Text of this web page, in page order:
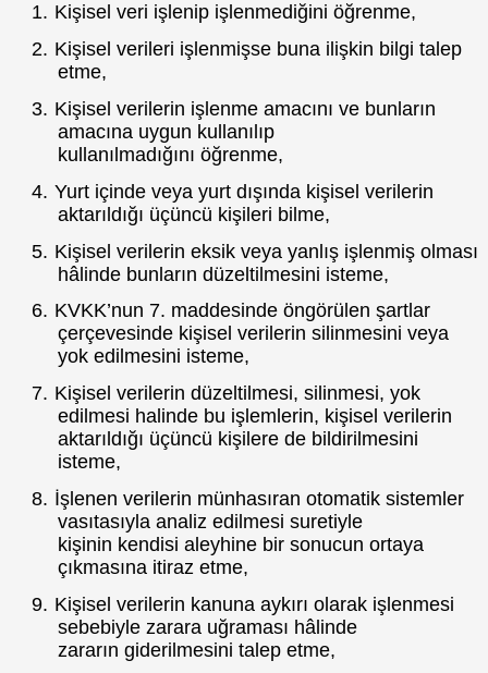
1. Kişisel veri işlenip işlenmediğini öğrenme,
2. Kişisel verileri işlenmişse buna ilişkin bilgi talep
etme,
3. Kişisel verilerin işlenme amacını ve bunların
amacına uygun kullanılıp
kullanılmadığını öğrenme,
4. Yurt içinde veya yurt dışında kişisel verilerin
aktarıldığı üçüncü kişileri bilme,
5. Kişisel verilerin eksik veya yanlış işlenmiş olması
hâlinde bunların düzeltilmesini isteme,
6. KVKK’nun 7. maddesinde öngörülen şartlar
çerçevesinde kişisel verilerin silinmesini veya
yok edilmesini isteme,
7. Kişisel verilerin düzeltilmesi, silinmesi, yok
edilmesi halinde bu işlemlerin, kişisel verilerin
aktarıldığı üçüncü kişilere de bildirilmesini
isteme,
8. İşlenen verilerin münhasıran otomatik sistemler
vasıtasıyla analiz edilmesi suretiyle
kişinin kendisi aleyhine bir sonucun ortaya
çıkmasına itiraz etme,
9. Kişisel verilerin kanuna aykırı olarak işlenmesi
sebebiyle zarara uğraması hâlinde
zararın giderilmesini talep etme,